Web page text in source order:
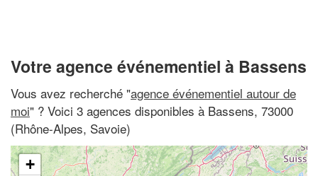
Votre agence événementiel à Bassens
Vous avez recherché "agence événementiel autour de
moi" ? Voici 3 agences disponibles à Bassens, 73000
(Rhône-Alpes, Savoie)
+